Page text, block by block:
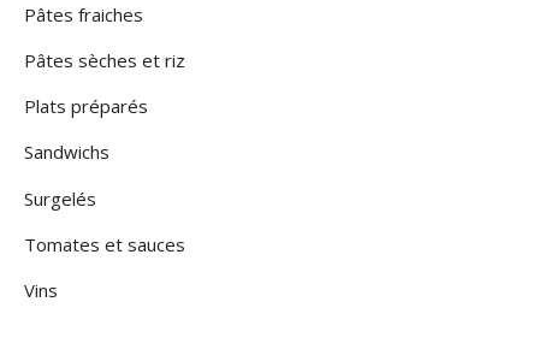
Pâtes fraiches
Pâtes sèches et riz
Plats préparés
Sandwichs
Surgelés
Tomates et sauces
Vins